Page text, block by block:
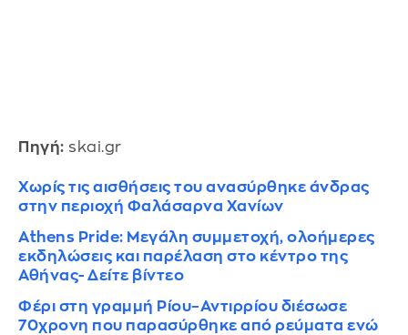
Πηγή: skai.gr
Χωρίς τις αισθήσεις του ανασύρθηκε άνδρας
στην περιοχή Φαλάσαρνα Χανίων
Athens Pride: Μεγάλη συμμετοχή, ολοήμερες
εκδηλώσεις και παρέλαση στο κέντρο της
Αθήνας- Δείτε βίντεο
Φέρι στη γραμμή Ρίου–Αντιρρίου διέσωσε
70χρονη που παρασύρθηκε από ρεύματα ενώ